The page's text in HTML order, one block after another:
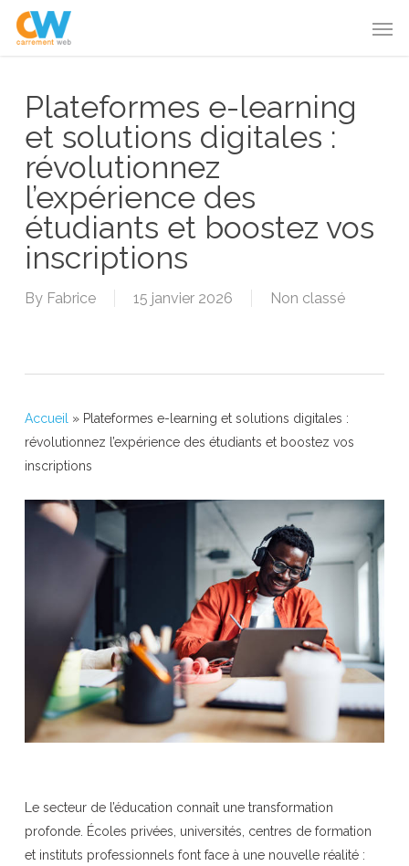
Skip
Plateformes e-learning
et solutions digitales :
révolutionnez
l’expérience des
étudiants et boostez vos
inscriptions
By Fabrice 15 janvier 2026 Non classé
Accueil » Plateformes e-learning et solutions digitales :
révolutionnez l’expérience des étudiants et boostez vos
inscriptions
Le secteur de l’éducation connaît une transformation
profonde. Écoles privées, universités, centres de formation
et instituts professionnels font face à une nouvelle réalité :